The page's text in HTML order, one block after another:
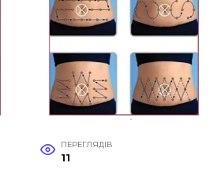
ПЕРЕГЛЯДІВ
11